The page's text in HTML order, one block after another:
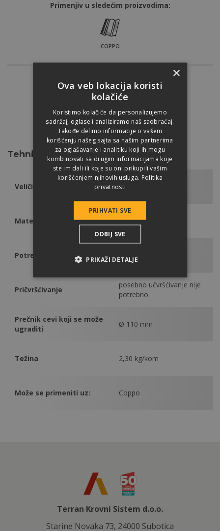
Primenjiv u sledećim proizvodima:
COPPO
Nijansa:
SMEĐA
Tehničke podatke
Veličina 330 x 420 mm
Materijal PVC
Potrebna količina po ventilaciji 1 kom
Pričvršćivanje
posebno učvršćivanje nije
potrebno
Prečnik cevi koji se može
ugraditi
Ø 110 mm
Težina 2,30 kg/kom
Može se primeniti uz: Coppo
Terran Krovni Sistem d.o.o.
Starine Novaka 73, 24000 Subotica
×
Ova veb lokacija koristi
kolačiće
Koristimo kolačiće da personalizujemo
sadržaj, oglase i analiziramo naš saobraćaj.
Takođe delimo informacije o vašem
korišćenju našeg sajta sa našim partnerima
za oglašavanje i analitiku koji ih mogu
kombinovati sa drugim informacijama koje
ste im dali ili koje su oni prikupili vašim
korišćenjem njihovih usluga. Politika
privatnosti
PRIHVATI SVE
ODBIJ SVE
PRIKAŽI DETALJE